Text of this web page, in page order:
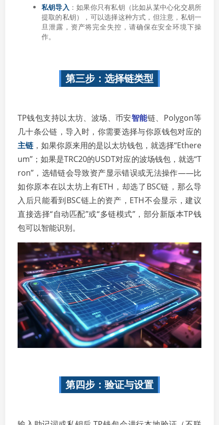
私钥导入 ：如果你只有私钥（比如从某中心化交易所
提取的私钥），可以选择这种方式，但注意，私钥一
旦泄露，资产将完全失控，请确保在安全环境下操
作。
第三步：选择链类型
TP钱包支持以太坊、波场、币安智能链、Polygon等
几十条公链，导入时，你需要选择与你原钱包对应的
主链 ，如果你原来用的是以太坊钱包，就选择“Ethere
um”；如果是TRC20的USDT对应的波场钱包，就选“T
ron”，选错链会导致资产显示错误或无法操作——比
如你原本在以太坊上有ETH，却选了BSC链，那么导
入后只能看到BSC链上的资产，ETH不会显示，建议
直接选择“自动匹配”或“多链模式”，部分新版本TP钱
包可以智能识别。
第四步：验证与设置